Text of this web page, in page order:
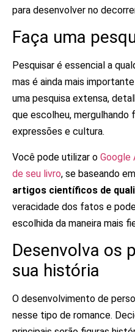
para desenvolver no
Faça uma
Pesquisar é essencial a
mas é ainda mais
uma pesquisa extensa,
que escolheu,
expressões e cultura.
Você pode utilizar o Google
de seu livro, se baseando em
artigos científicos de
veracidade dos fatos e
escolhida da maneira mais
Desenvolva os
sua história
O desenvolvimento de
nesse tipo de romance.